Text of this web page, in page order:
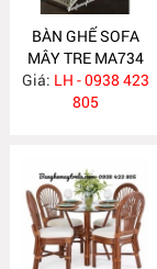
BÀN GHẾ SOFA
MÂY TRE MA734
Giá: LH - 0938 423
805